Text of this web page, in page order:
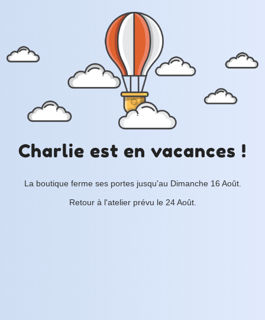
Charlie est en vacances !
La boutique ferme ses portes jusqu'au Dimanche 16 Août.
Retour à l'atelier prévu le 24 Août.